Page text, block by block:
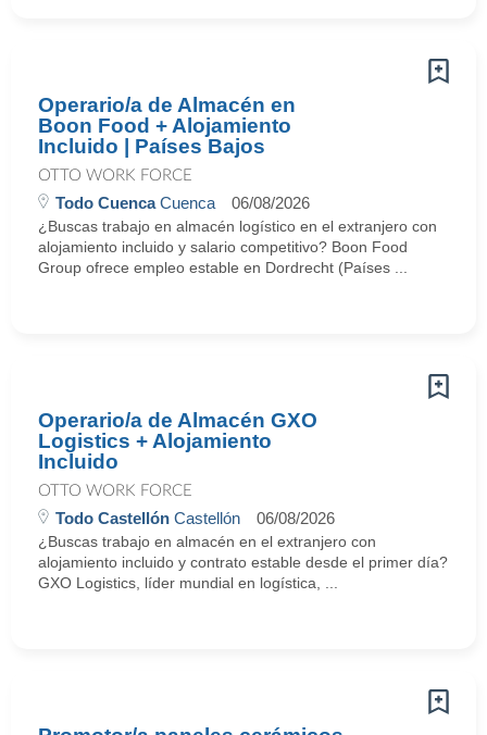
Operario/a de Almacén en
Boon Food + Alojamiento
Incluido | Países Bajos
OTTO WORK FORCE
Todo CuencaCuenca 06/08/2026
¿Buscas trabajo en almacén logístico en el extranjero con
alojamiento incluido y salario competitivo? Boon Food
Group ofrece empleo estable en Dordrecht (Países ...
Operario/a de Almacén GXO
Logistics + Alojamiento
Incluido
OTTO WORK FORCE
Todo Castellón Castellón 06/08/2026
¿Buscas trabajo en almacén en el extranjero con
alojamiento incluido y contrato estable desde el primer día?
GXO Logistics, líder mundial en logística, ...